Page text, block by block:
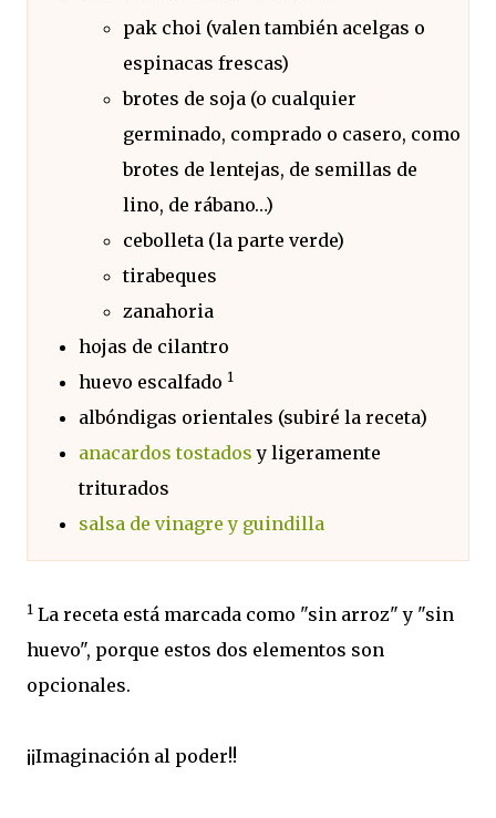
pak choi (valen también acelgas o
espinacas frescas)
brotes de soja (o cualquier
germinado, comprado o casero, como
brotes de lentejas, de semillas de
lino, de rábano…)
cebolleta (la parte verde)
tirabeques
zanahoria
hojas de cilantro
huevo escalfado 1
albóndigas orientales (subiré la receta)
anacardos tostadosy ligeramente
triturados
salsa de vinagre y guindilla
1 La receta está marcada como "sin arroz" y "sin
huevo", porque estos dos elementos son
opcionales.
¡¡Imaginación al poder!!